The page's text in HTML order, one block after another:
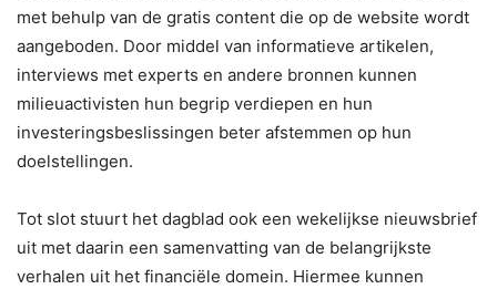
met behulp van de gratis content die op de website wordt
aangeboden. Door middel van informatieve artikelen,
interviews met experts en andere bronnen kunnen
milieuactivisten hun begrip verdiepen en hun
investeringsbeslissingen beter afstemmen op hun
doelstellingen.
Tot slot stuurt het dagblad ook een wekelijkse nieuwsbrief
uit met daarin een samenvatting van de belangrijkste
verhalen uit het financiële domein. Hiermee kunnen